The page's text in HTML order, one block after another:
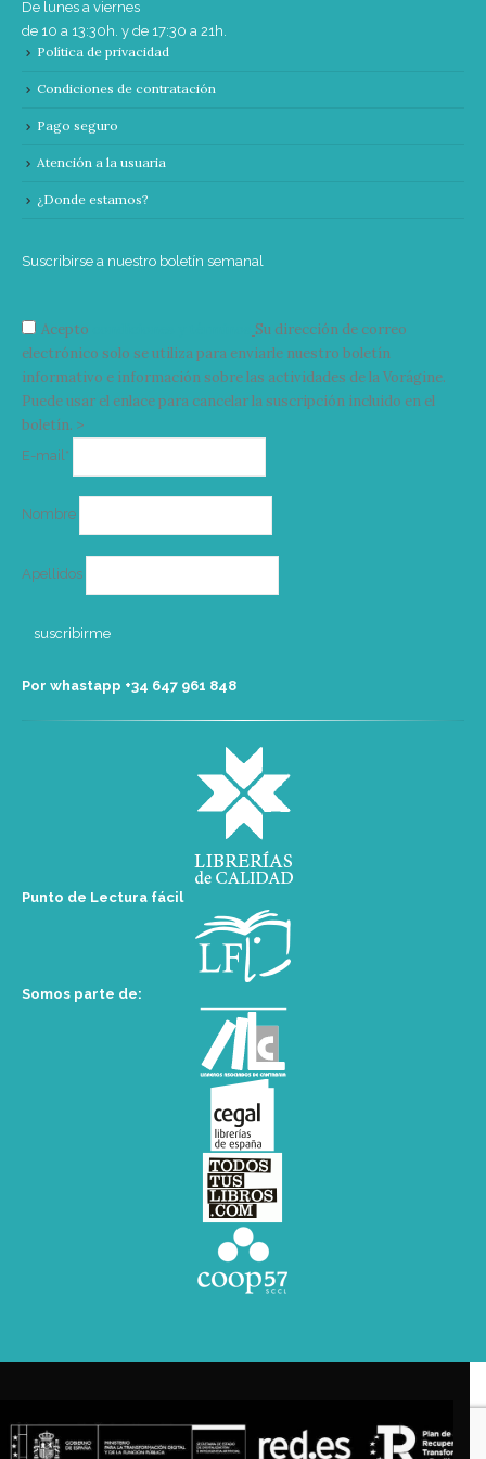
De lunes a viernes
de 10 a 13:30h. y de 17:30 a 21h.
Política de privacidad
Condiciones de contratación
Pago seguro
Atención a la usuaria
¿Donde estamos?
Suscribirse a nuestro boletín semanal
Acepto
Su dirección de correo
electrónico solo se utiliza para enviarle nuestro boletín
informativo e información sobre las actividades de la Vorágine.
Puede usar el enlace para cancelar la suscripción incluido en el
boletín. >
E-mail*
Nombre
Apellidos
Por whastapp +34 ‭647 961 848‬
Punto de Lectura fácil
Somos parte de: